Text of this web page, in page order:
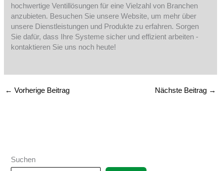
hochwertige Ventillösungen für eine Vielzahl von Branchen
anzubieten. Besuchen Sie unsere Website, um mehr über
unsere Dienstleistungen und Produkte zu erfahren. Sorgen
Sie dafür, dass Ihre Systeme sicher und effizient arbeiten -
kontaktieren Sie uns noch heute!
← Vorherige Beitrag Nächste Beitrag →
Suchen